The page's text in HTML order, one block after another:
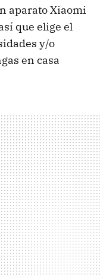
aparato Xiaomi
que elige el
y/o
en casa